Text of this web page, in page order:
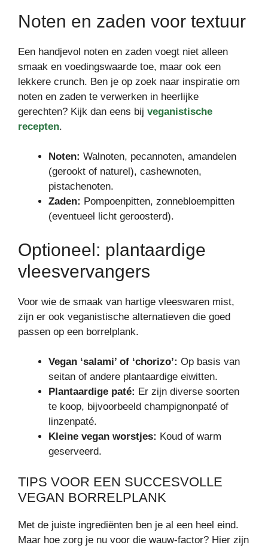
Noten en zaden voor textuur
Een handjevol noten en zaden voegt niet alleen
smaak en voedingswaarde toe, maar ook een
lekkere crunch. Ben je op zoek naar inspiratie om
noten en zaden te verwerken in heerlijke
gerechten? Kijk dan eens bij veganistische
recepten.
Noten: Walnoten, pecannoten, amandelen
(gerookt of naturel), cashewnoten,
pistachenoten.
Zaden: Pompoenpitten, zonnebloempitten
(eventueel licht geroosterd).
Optioneel: plantaardige
vleesvervangers
Voor wie de smaak van hartige vleeswaren mist,
zijn er ook veganistische alternatieven die goed
passen op een borrelplank.
Vegan ‘salami’ of ‘chorizo’: Op basis van
seitan of andere plantaardige eiwitten.
Plantaardige paté: Er zijn diverse soorten
te koop, bijvoorbeeld champignonpaté of
linzenpaté.
Kleine vegan worstjes: Koud of warm
geserveerd.
TIPS VOOR EEN SUCCESVOLLE
VEGAN BORRELPLANK
Met de juiste ingrediënten ben je al een heel eind.
Maar hoe zorg je nu voor die wauw-factor? Hier zijn